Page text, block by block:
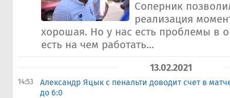
Соперник
реализация
хорошая. Но у нас есть проблемы в
есть на чем работать...
13.02.2021
14:53
Александр Яцык с пенальти доводит счет в
до 6:0